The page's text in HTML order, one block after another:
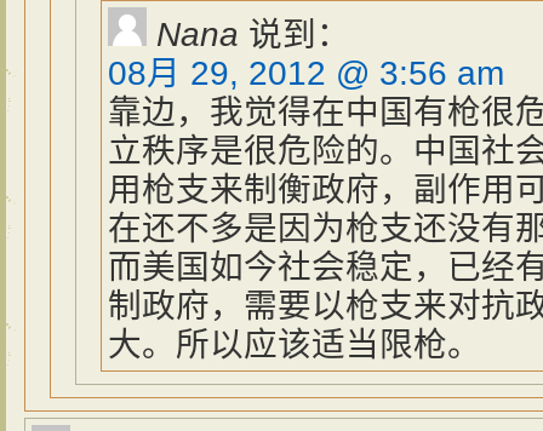
Nana 说到：
08月 29, 2012 @ 3:56 am
靠边，我觉得在中国有枪很
立秩序是很危险的。中国社
用枪支来制衡政府，副作用
在还不多是因为枪支还没有
而美国如今社会稳定，已经
制政府，需要以枪支来对抗
大。所以应该适当限枪。